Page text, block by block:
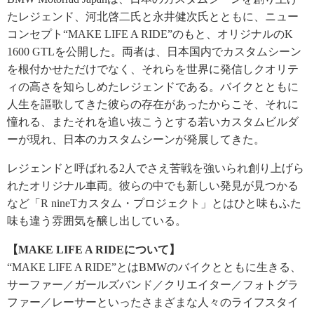
たレジェンド、河北啓二氏と永井健次氏とともに、ニュー
コンセプト“MAKE LIFE A RIDE”のもと、オリジナルのK
1600 GTLを公開した。両者は、日本国内でカスタムシーン
を根付かせただけでなく、それらを世界に発信しクオリテ
ィの高さを知らしめたレジェンドである。バイクとともに
人生を謳歌してきた彼らの存在があったからこそ、それに
憧れる、またそれを追い抜こうとする若いカスタムビルダ
ーが現れ、日本のカスタムシーンが発展してきた。
レジェンドと呼ばれる2人でさえ苦戦を強いられ創り上げら
れたオリジナル車両。彼らの中でも新しい発見が見つかる
など「R nineTカスタム・プロジェクト」とはひと味もふた
味も違う雰囲気を醸し出している。
【MAKE LIFE A RIDEについて】
“MAKE LIFE A RIDE”とはBMWのバイクとともに生きる、
サーファー／ガールズバンド／クリエイター／フォトグラ
ファー／レーサーといったさまざまな人々のライフスタイ